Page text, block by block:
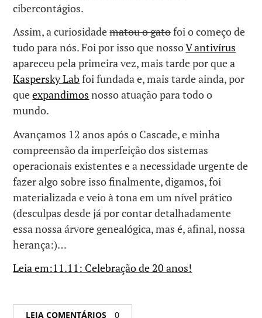
cibercontágios.
Assim, a curiosidadematou o gatofoi o começo de
tudo para nós. Foi por isso que nossoV antivírus
apareceu pela primeira vez, mais tarde por que a
Kaspersky Lab foi fundada e, mais tarde ainda, por
queexpandimos nosso atuação para todo o
mundo.
Avançamos 12 anos após o Cascade, e minha
compreensão da imperfeição dos sistemas
operacionais existentes e a necessidade urgente de
fazer algo sobre isso finalmente, digamos, foi
materializada e veio à tona em um nível prático
(desculpas desde já por contar detalhadamente
essa nossa árvore genealógica, mas é, afinal, nossa
herança:)…
Leia em:11.11: Celebração de 20 anos!
LEIA COMENTÁRIOS 0